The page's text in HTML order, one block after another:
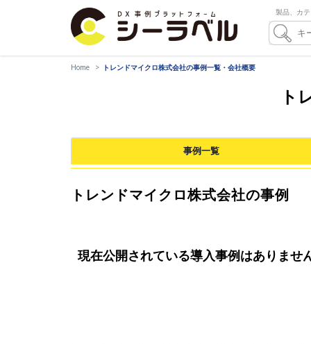
製品、カ
Home トレンドマイクロ株式会社の事例一覧・会社概要
ト
事例一覧
トレンドマイクロ株式会社の事例
現在公開されている導入事例はありませ